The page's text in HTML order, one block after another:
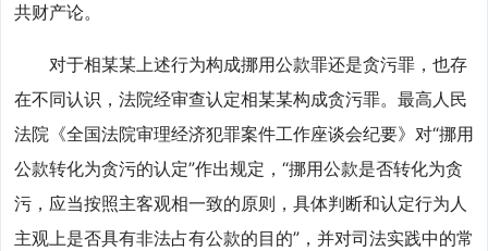
共财产论。
对于相某某上述行为构成挪用公款罪还是贪污罪，也存
在不同认识，法院经审查认定相某某构成贪污罪。最高人民
法院《全国法院审理经济犯罪案件工作座谈会纪要》对“挪用
公款转化为贪污的认定”作出规定，“挪用公款是否转化为贪
污，应当按照主客观相一致的原则，具体判断和认定行为人
主观上是否具有非法占有公款的目的”，并对司法实践中的常